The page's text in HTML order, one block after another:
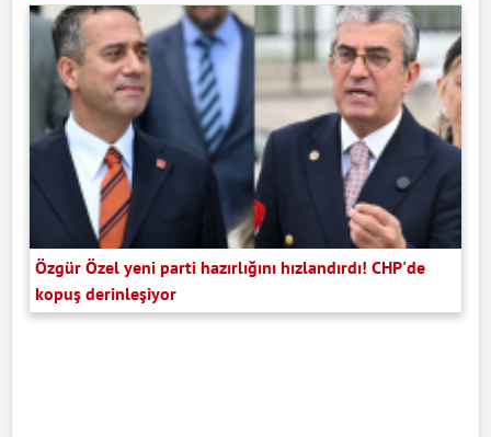
Özgür Özel yeni parti hazırlığını hızlandırdı! CHP'de
kopuş derinleşiyor